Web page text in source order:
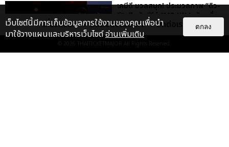
เคมีดี มวลสนุก! ประมวลภาพ “ดิว-
ธี” เปิดตัวซีรีส์ “MR.KILL มังงะสั่ง
ตาย” ในงาน “MR.KILL...
EXCLUSIVE : 14
เกี่ยวกับเรา ติดต่อลงโฆษณา ติดต่อเรา
© 2026 THAITICKETMAJOR All Rights Reserved.
เว็บไซต์นี้มีการเก็บข้อมูลการใช้งานของคุณเพื่อนำ
มาใช้วางแผนและบริหารเว็บไซต์อ่านเพิ่มเติม
ตกลง